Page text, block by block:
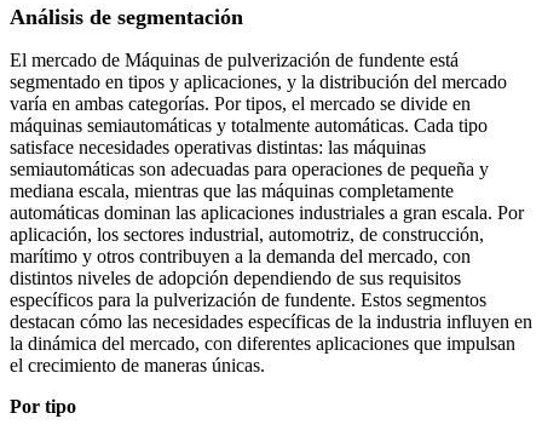
Análisis de segmentación
El mercado de Máquinas de pulverización de fundente está
segmentado en tipos y aplicaciones, y la distribución del mercado
varía en ambas categorías. Por tipos, el mercado se divide en
máquinas semiautomáticas y totalmente automáticas. Cada tipo
satisface necesidades operativas distintas: las máquinas
semiautomáticas son adecuadas para operaciones de pequeña y
mediana escala, mientras que las máquinas completamente
automáticas dominan las aplicaciones industriales a gran escala. Por
aplicación, los sectores industrial, automotriz, de construcción,
marítimo y otros contribuyen a la demanda del mercado, con
distintos niveles de adopción dependiendo de sus requisitos
específicos para la pulverización de fundente. Estos segmentos
destacan cómo las necesidades específicas de la industria influyen en
la dinámica del mercado, con diferentes aplicaciones que impulsan
el crecimiento de maneras únicas.
Por tipo